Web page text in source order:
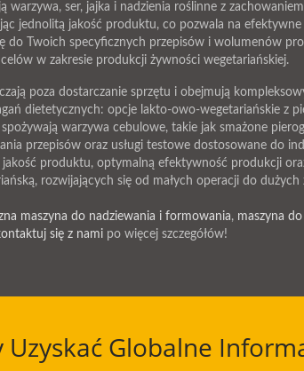
ser, jajka i nadzienia roślinne z
jednolitą jakość produktu, co pozwala na
do Twoich specyficznych przepisów i wolumenów
w zakresie produkcji żywności wegetariańskiej.
poza dostarczanie sprzętu i obejmują
dietetycznych: opcje lakto-owo-wegetariańskie z
warzywa cebulowe, takie jak smażone
przepisów oraz usługi testowe dostosowane do
produktu, optymalną efektywność produkcji
rozwijających się od małych operacji do dużych
maszyna do nadziewania i formowania, maszyna
się z nami po więcej szczegółów!
Uzyskać Globalne